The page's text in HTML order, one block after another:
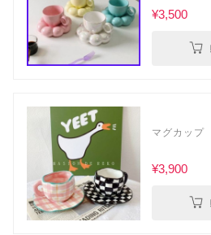
¥3,500
マグカップ
¥3,900